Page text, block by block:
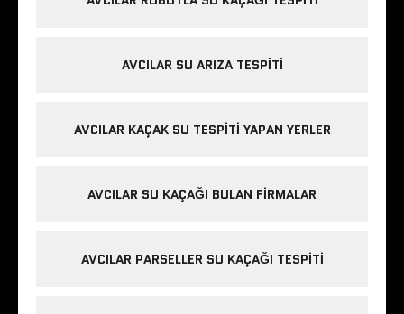
AVCILAR SU ARIZA TESPITI
AVCILAR KAÇAK SU TESPITI YAPAN YERLER
AVCILAR SU KAÇAĞI BULAN FIRMALAR
AVCILAR PARSELLER SU KAÇAĞI TESPITI